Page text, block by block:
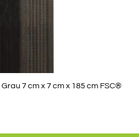
7 cm x 7 cm x 185 cm FSC®